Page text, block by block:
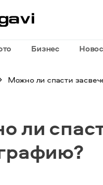
Бизнес
Можно ли спасти
ли